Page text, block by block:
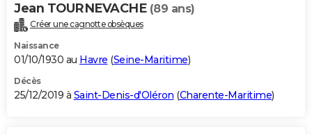
Jean TOURNEVACHE (89 ans)
Créer une cagnotte obsèques
Naissance
01/10/1930 au Havre (Seine-Maritime)
Décès
25/12/2019 à Saint-Denis-d'Oléron (Charente-Maritime)